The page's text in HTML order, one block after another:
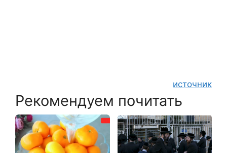
источник
Рекомендуем почитать